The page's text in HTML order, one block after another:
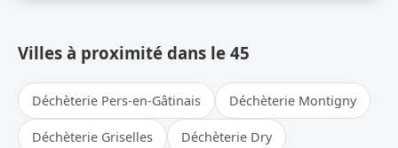
Villes à proximité dans le 45
Déchèterie Pers-en-Gâtinais Déchèterie Montigny
Déchèterie Griselles Déchèterie Dry